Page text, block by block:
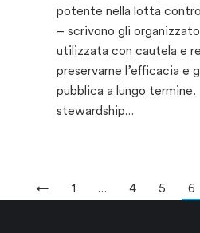
potente nella lotta
– scrivono gli
utilizzata con cautela e
preservarne l’efficacia e
pubblica a lungo
stewardship…
← 1 … 4 5 6